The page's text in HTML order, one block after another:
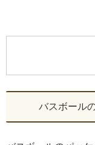
バスボール